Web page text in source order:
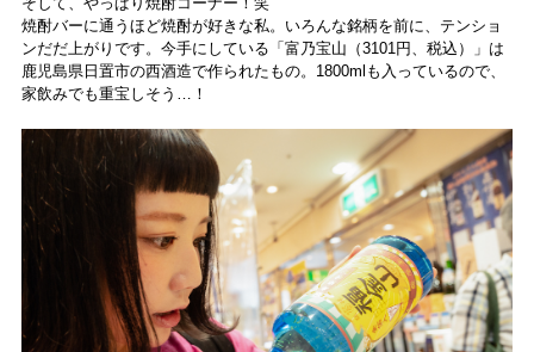
焼酎バーに通うほど焼酎が好きな私。いろんな銘柄を前に、テンショ
ンだだ上がりです。今手にしている「富乃宝山（3101円、税込）」は
鹿児島県日置市の西酒造で作られたもの。1800mlも入っているので、
家飲みでも重宝しそう…！